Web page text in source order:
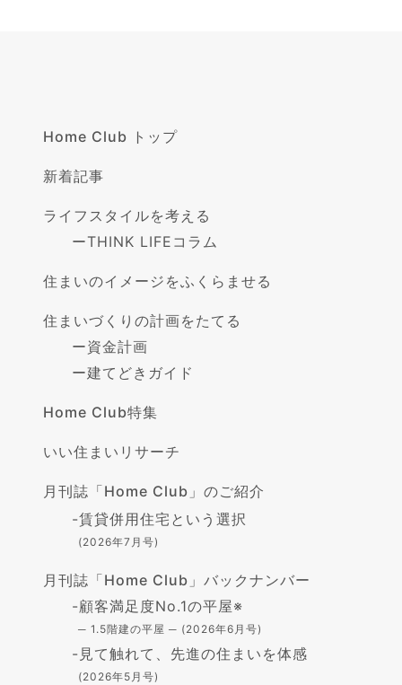
Home Club トップ
新着記事
ライフスタイルを考える
ーTHINK LIFEコラム
住まいのイメージをふくらませる
住まいづくりの計画をたてる
ー資金計画
ー建てどきガイド
Home Club特集
いい住まいリサーチ
月刊誌「Home Club」のご紹介
-賃貸併用住宅という選択
(2026年7月号)
月刊誌「Home Club」バックナンバー
-顧客満足度No.1の平屋※
─ 1.5階建の平屋 ─ (2026年6月号)
- 見て触れて、先進の住まいを体感
(2026年5月号)